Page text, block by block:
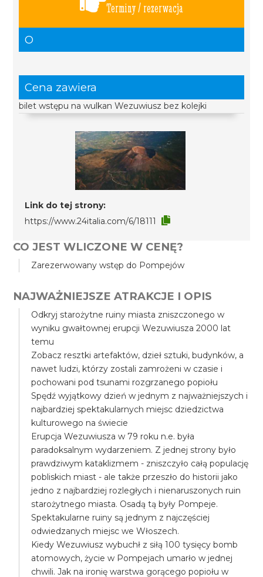
Terminy / rezerwacja
O
Cena zawiera
bilet wstępu na wulkan Wezuwiusz bez kolejki
Link do tej strony:
https://www.24italia.com/6/18111
CO JEST WLICZONE W CENĘ?
Zarezerwowany wstęp do Pompejów
NAJWAŻNIEJSZE ATRAKCJE I OPIS
Odkryj starożytne ruiny miasta zniszczonego w
wyniku gwałtownej erupcji Wezuwiusza 2000 lat
temu
Zobacz resztki artefaktów, dzieł sztuki, budynków, a
nawet ludzi, którzy zostali zamrożeni w czasie i
pochowani pod tsunami rozgrzanego popiołu
Spędź wyjątkowy dzień w jednym z najważniejszych i
najbardziej spektakularnych miejsc dziedzictwa
kulturowego na świecie
Erupcja Wezuwiusza w 79 roku n.e. była
paradoksalnym wydarzeniem. Z jednej strony było
prawdziwym kataklizmem - zniszczyło całą populację
pobliskich miast - ale także przeszło do historii jako
jedno z najbardziej rozległych i nienaruszonych ruin
starożytnego miasta. Osadą tą były Pompeje.
Spektakularne ruiny są jednym z najczęściej
odwiedzanych miejsc we Włoszech.
Kiedy Wezuwiusz wybuchł z siłą 100 tysięcy bomb
atomowych, życie w Pompejach umarło w jednej
chwili. Jak na ironię warstwa gorącego popiołu w